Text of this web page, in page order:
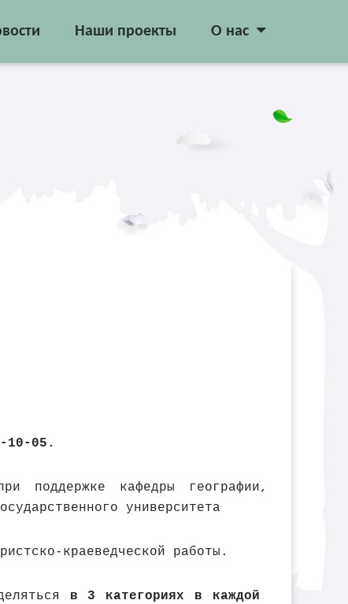
Наши проекты О нас
10-05.
поддержке кафедры географии,
университета
краеведческой работы.
в 3 категориях в каждой